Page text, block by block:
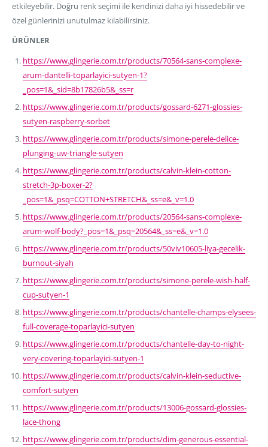
etkileyebilir. Doğru renk seçimi ile kendinizi daha iyi hissedebilir ve
özel günlerinizi unutulmaz kılabilirsiniz.
ÜRÜNLER
https://www.glingerie.com.tr/products/70564-sans-complexe-
arum-dantelli-toparlayici-sutyen-1?
_pos=1&_sid=8b17826b5&_ss=r
https://www.glingerie.com.tr/products/gossard-6271-glossies-
sutyen-raspberry-sorbet
https://www.glingerie.com.tr/products/simone-perele-delice-
plunging-uw-triangle-sutyen
https://www.glingerie.com.tr/products/calvin-klein-cotton-
stretch-3p-boxer-2?
_pos=1&_psq=COTTON+STRETCH&_ss=e&_v=1.0
https://www.glingerie.com.tr/products/20564-sans-complexe-
arum-wolf-body?_pos=1&_psq=20564&_ss=e&_v=1.0
https://www.glingerie.com.tr/products/50viv10605-liya-gecelik-
burnout-siyah
https://www.glingerie.com.tr/products/simone-perele-wish-half-
cup-sutyen-1
https://www.glingerie.com.tr/products/chantelle-champs-elysees-
full-coverage-toparlayici-sutyen
https://www.glingerie.com.tr/products/chantelle-day-to-night-
very-covering-toparlayici-sutyen-1
https://www.glingerie.com.tr/products/calvin-klein-seductive-
comfort-sutyen
https://www.glingerie.com.tr/products/13006-gossard-glossies-
lace-thong
https://www.glingerie.com.tr/products/dim-generous-essential-